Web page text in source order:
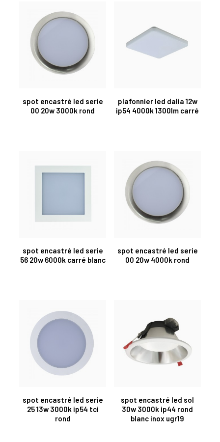
spot encastré led serie
00 20w 3000k rond
plafonnier led dalia 12w
ip54 4000k 1300lm carré
spot encastré led serie
56 20w 6000k carré blanc
spot encastré led serie
00 20w 4000k rond
spot encastré led serie
25 13w 3000k ip54 tci
rond
spot encastré led sol
30w 3000k ip44 rond
blanc inox ugr19